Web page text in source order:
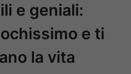
e geniali:
e ti
la vita